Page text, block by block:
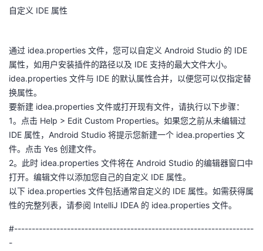
自定义 IDE 属性
通过 idea.properties 文件，您可以自定义 Android Studio 的 IDE
属性，如用户安装插件的路径以及 IDE 支持的最大文件大小。
idea.properties 文件与 IDE 的默认属性合并，以便您可以仅指定替
换属性。
要新建 idea.properties 文件或打开现有文件，请执行以下步骤：
1。点击 Help > Edit Custom Properties。如果您之前从未编辑过
IDE 属性，Android Studio 将提示您新建一个 idea.properties 文
件。点击 Yes 创建文件。
2。此时 idea.properties 文件将在 Android Studio 的编辑器窗口中
打开。编辑文件以添加您自己的自定义 IDE 属性。
以下 idea.properties 文件包括通常自定义的 IDE 属性。如需获得属
性的完整列表，请参阅 IntelliJ IDEA 的 idea.properties 文件。
#--------------------------------------------------------------------
-